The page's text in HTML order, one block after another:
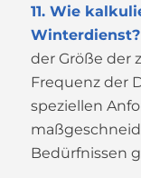
11. Wie
Winterdienst?
der Größe der
Frequenz der
speziellen
Bedürfnissen